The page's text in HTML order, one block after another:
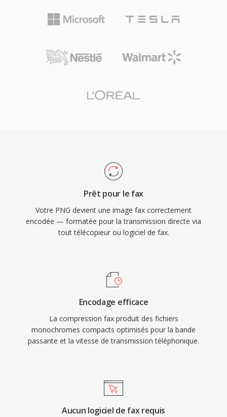
Prêt pour le fax
Votre PNG devient une image fax correctement
encodée — formatée pour la transmission directe via
tout télécopieur ou logiciel de fax.
Encodage efficace
La compression fax produit des fichiers
monochromes compacts optimisés pour la bande
passante et la vitesse de transmission téléphonique.
Aucun logiciel de fax requis